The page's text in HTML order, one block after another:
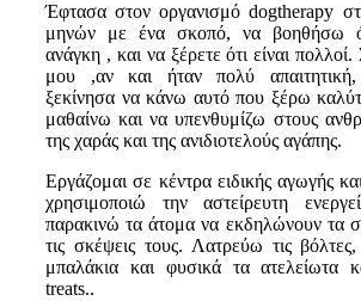
Έφτασα στον οργανισμό dogtherapy
μηνών με ένα σκοπό, να βοηθήσω
ανάγκη , και να ξέρετε ότι είναι
μου ,αν και ήταν πολύ απαιτητική,
ξεκίνησα να κάνω αυτό που ξέρω
μαθαίνω και να υπενθυμίζω στους
της χαράς και της ανιδιοτελούς αγάπης.
Εργάζομαι σε κέντρα ειδικής αγωγής
χρησιμοποιώ την αστείρευτη
παρακινώ τα άτομα να εκδηλώνουν τα
τις σκέψεις τους. Λατρεύω τις
μπαλάκια και φυσικά τα ατελείωτα
treats..